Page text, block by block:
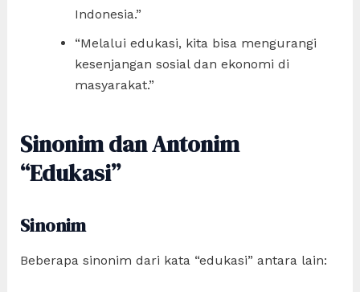
Indonesia.”
“Melalui edukasi, kita bisa mengurangi
kesenjangan sosial dan ekonomi di
masyarakat.”
Sinonim dan Antonim
“Edukasi”
Sinonim
Beberapa sinonim dari kata “edukasi” antara lain: